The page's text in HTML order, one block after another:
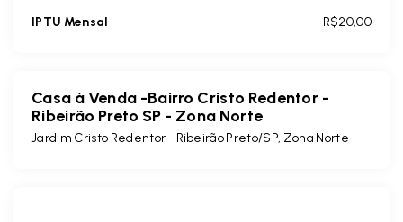
IPTU Mensal R$20,00
Casa à Venda -Bairro Cristo Redentor -
Ribeirão Preto SP - Zona Norte
Jardim Cristo Redentor - Ribeirão Preto/SP, Zona Norte